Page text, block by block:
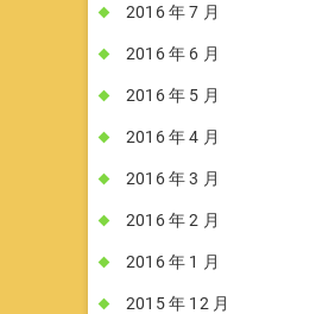
2016 年 7 月
2016 年 6 月
2016 年 5 月
2016 年 4 月
2016 年 3 月
2016 年 2 月
2016 年 1 月
2015 年 12 月